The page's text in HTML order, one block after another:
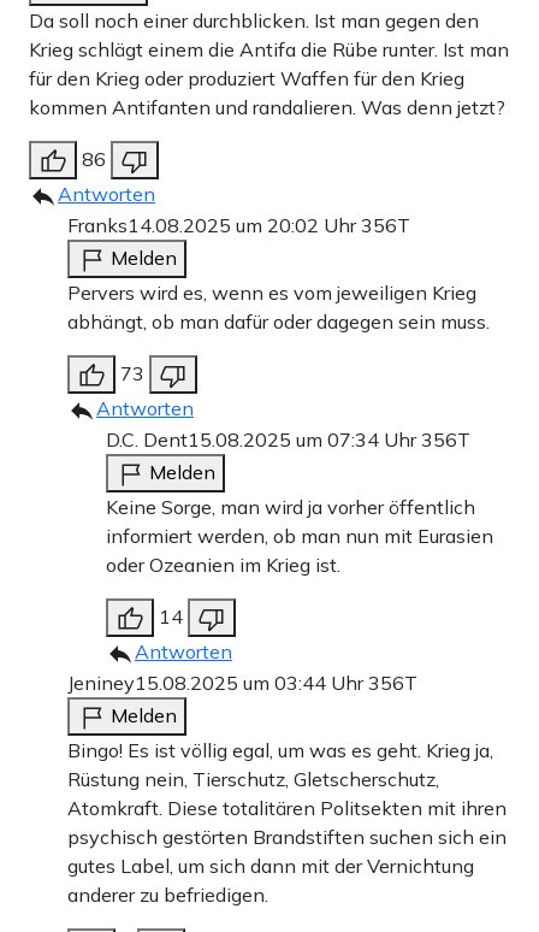
Da soll noch einer durchblicken. Ist man gegen den
Krieg schlägt einem die Antifa die Rübe runter. Ist man
für den Krieg oder produziert Waffen für den Krieg
kommen Antifanten und randalieren. Was denn jetzt?
86
Antworten
Franks14.08.2025 um 20:02 Uhr356T
Melden
Pervers wird es, wenn es vom jeweiligen Krieg
abhängt, ob man dafür oder dagegen sein muss.
73
Antworten
D.C. Dent15.08.2025 um 07:34 Uhr356T
Melden
Keine Sorge, man wird ja vorher öffentlich
informiert werden, ob man nun mit Eurasien
oder Ozeanien im Krieg ist.
14
Antworten
Jeniney15.08.2025 um 03:44 Uhr356T
Melden
Bingo! Es ist völlig egal, um was es geht. Krieg ja,
Rüstung nein, Tierschutz, Gletscherschutz,
Atomkraft. Diese totalitären Politsekten mit ihren
psychisch gestörten Brandstiften suchen sich ein
gutes Label, um sich dann mit der Vernichtung
anderer zu befriedigen.